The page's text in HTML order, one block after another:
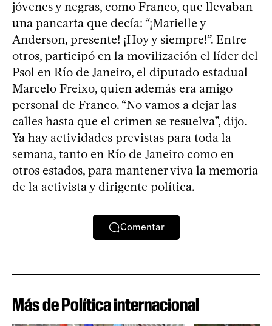
jóvenes y negras, como Franco, que llevaban
una pancarta que decía: “¡Marielle y
Anderson, presente! ¡Hoy y siempre!”. Entre
otros, participó en la movilización el líder del
Psol en Río de Janeiro, el diputado estadual
Marcelo Freixo, quien además era amigo
personal de Franco. “No vamos a dejar las
calles hasta que el crimen se resuelva”, dijo.
Ya hay actividades previstas para toda la
semana, tanto en Río de Janeiro como en
otros estados, para mantener viva la memoria
de la activista y dirigente política.
Comentar
Más de Política internacional